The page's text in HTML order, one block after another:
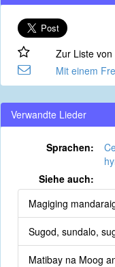
Zur Liste
Mit einem
Verwandte Lieder
Sprachen:
Siehe auch:
Magiging
Sugod, sundalo,
Matibay na Moog